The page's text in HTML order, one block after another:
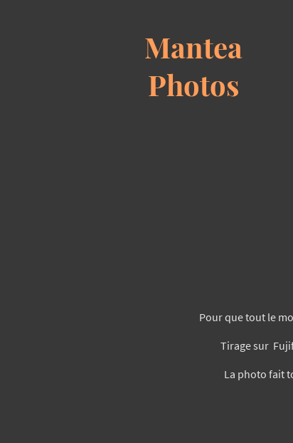
Mantea
Photos
Pour que tout le
Tirage sur
La photo fait